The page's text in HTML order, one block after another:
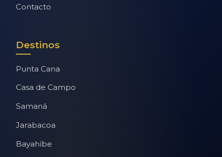
Contacto
Destinos
Punta Cana
Casa de Campo
Samaná
Jarabacoa
Bayahíbe